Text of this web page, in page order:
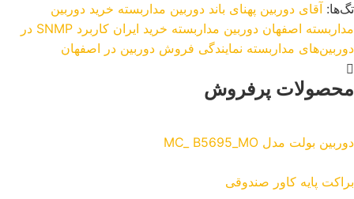
تگ‌ها: آقای دوربین پهنای باند دوربین مداربسته خرید دوربین
مداربسته اصفهان دوربین مداربسته خرید ایران
کاربرد SNMP در
دوربین‌های مداربسته نمایندگی فروش دوربین در اصفهان
محصولات پرفروش
دوربین بولت مدل MC_ B5695_MO
براکت پایه کاور صندوقی